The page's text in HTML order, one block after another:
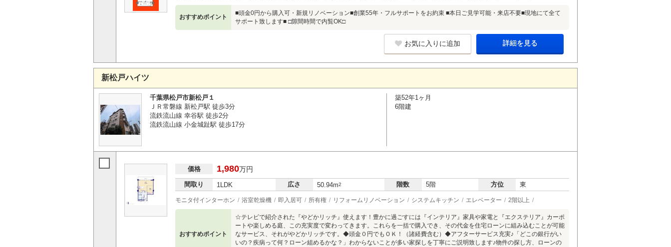
おすすめポイント
■頭金0円から購入可・新規リノベーション■創業55年・フルサポートをお約束 ■本日ご見学可能・来店不要■現地にて全て
サポート致します■ □隙間時間で内覧OK□
お気に入りに追加 詳細を見る
新松戸ハイツ
千葉県松戸市新松戸１
ＪＲ常磐線 新松戸駅 徒歩3分
流鉄流山線 幸谷駅 徒歩2分
流鉄流山線 小金城趾駅 徒歩17分
築52年1ヶ月
6階建
価格 1,980万円
間取り 1LDK 広さ 50.94m2 階数 5階 方位 東
モニタ付インターホン 浴室乾燥機 即入居可 所有権 リフォームリノベーション システムキッチン エレベーター 2階以上
おすすめポイント
☆テレビで紹介された『やどかリッチ』使えます！豊かに過ごすには『インテリア』家具や家電と『エクステリア』カーポ
ートや楽しめる庭、この充実度で変わってきます。これらを一括で購入でき、その代金を住宅ローンに組み込むことが可能
なサービス、それがやどかリッチです。◆頭金０円でもＯＫ！（諸経費含む）◆アフターサービス充実♪「どこの銀行がい
いの？疾病って何？ローン組めるかな？」わからないことが多い家探しを丁寧にご説明致します♪物件の探し方、ローンの